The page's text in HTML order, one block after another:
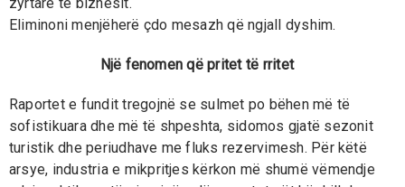
Eliminoni menjëherë çdo mesazh që ngjall dyshim.
Një fenomen që pritet të rritet
Raportet e fundit tregojnë se sulmet po bëhen më të
sofistikuara dhe më të shpeshta, sidomos gjatë sezonit
turistik dhe periudhave me fluks rezervimesh. Për këtë
arsye, industria e mikpritjes kërkon më shumë vëmendje